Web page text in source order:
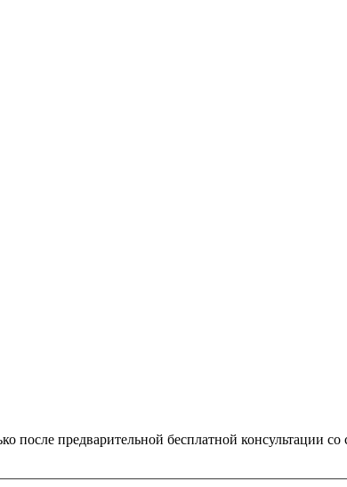
после предварительной бесплатной консультации со